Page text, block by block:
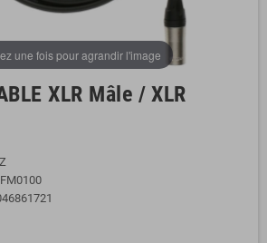
une fois pour agrandir l'image
XLR Mâle / XLR